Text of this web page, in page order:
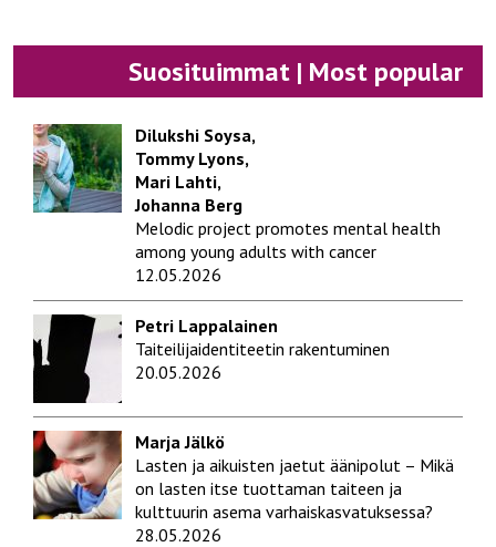
Suosituimmat | Most popular
Dilukshi Soysa,
Tommy Lyons,
Mari Lahti,
Johanna Berg
Melodic project promotes mental health
among young adults with cancer
12.05.2026
Petri Lappalainen
Taiteilijaidentiteetin rakentuminen
20.05.2026
Marja Jälkö
Lasten ja aikuisten jaetut äänipolut – Mikä
on lasten itse tuottaman taiteen ja
kulttuurin asema varhaiskasvatuksessa?
28.05.2026